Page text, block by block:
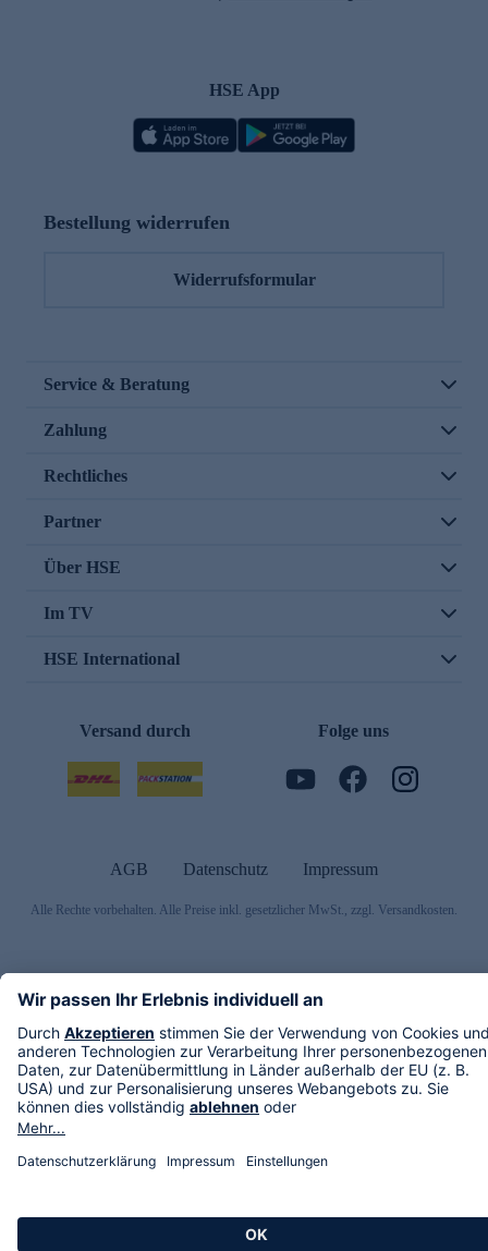
HSE App
Bestellung widerrufen
Widerrufsformular
Service & Beratung
Zahlung
Rechtliches
Partner
Über HSE
Im TV
HSE International
Versand durch Folge uns
AGB Datenschutz Impressum
Alle Rechte vorbehalten. Alle Preise inkl. gesetzlicher MwSt., zzgl. Versandkosten.